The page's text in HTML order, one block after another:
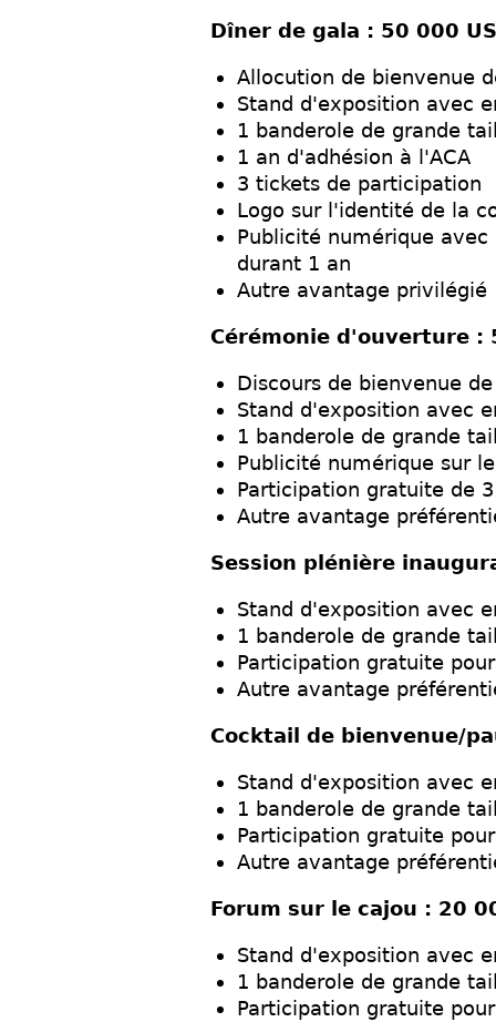
Dîner de gala : 50 000
Allocution de bienvenue
Stand d'exposition avec
1 banderole de grande
1 an d'adhésion à l'ACA
3 tickets de participation
Logo sur l'identité de la
Publicité numérique
durant 1 an
Autre avantage privilégié
Cérémonie d'ouverture :
Discours de bienvenue
Stand d'exposition avec
1 banderole de grande
Publicité numérique sur
Participation gratuite de
Autre avantage
Session plénière
Stand d'exposition avec
1 banderole de grande
Participation gratuite
Autre avantage
Cocktail de bienvenue/
Stand d'exposition avec
1 banderole de grande
Participation gratuite
Autre avantage
Forum sur le cajou : 20
Stand d'exposition avec
1 banderole de grande
Participation gratuite